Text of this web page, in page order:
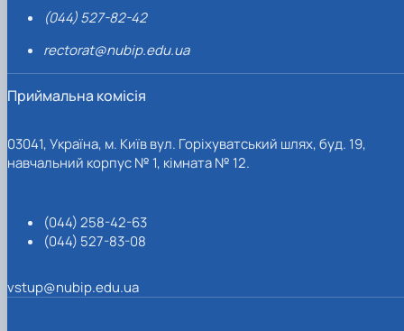
(044) 527-82-42
rectorat@nubip.edu.ua
Приймальна комісія
03041, Україна, м. Київ вул. Горіхуватський шлях, буд. 19,
навчальний корпус № 1, кімната № 12.
(044) 258-42-63
(044) 527-83-08
vstup@nubip.edu.ua